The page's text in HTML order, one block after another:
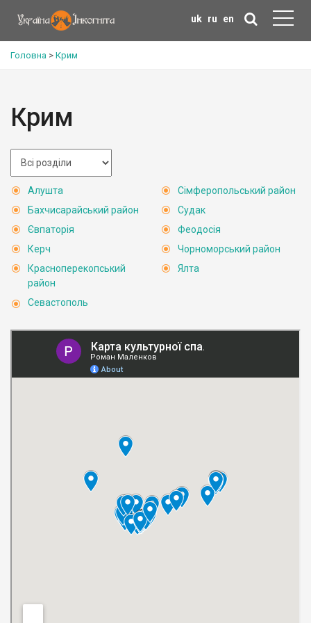
uk ru en
Головна > Крим
Крим
Алушта
Бахчисарайський район
Євпаторія
Керч
Красноперекопський
район
Севастополь
Сімферопольський район
Судак
Феодосія
Чорноморський район
Ялта